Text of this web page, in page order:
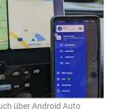
über Android Auto